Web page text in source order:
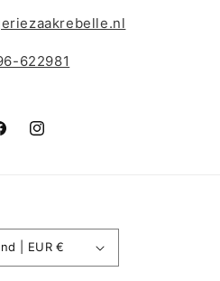
622981
Instagram
Nederland | EUR €